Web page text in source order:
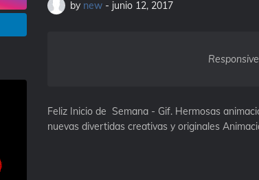
by new - junio 12, 2017
Feliz Inicio de Semana - Gif. Hermosas
nuevas divertidas creativas y originales